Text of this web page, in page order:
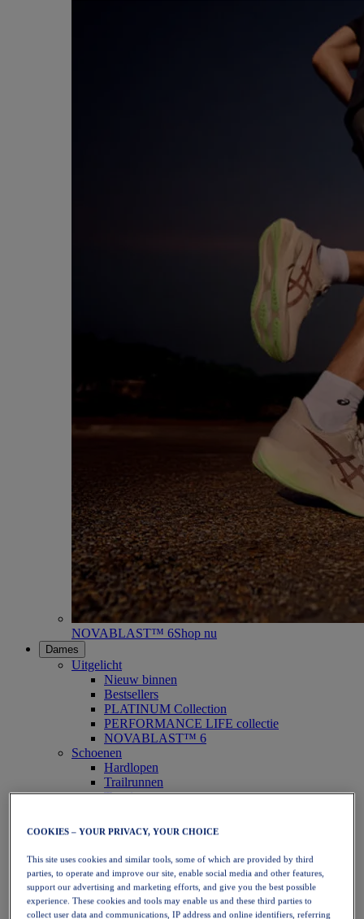
NOVABLAST™ 6Shop nu
Dames
Uitgelicht
Nieuw binnen
Bestsellers
PLATINUM Collection
PERFORMANCE LIFE collectie
NOVABLAST™ 6
Schoenen
Hardlopen
Trailrunnen
Tennis
Handbal
Netbal
SportStyle
Bovenkleding
Sport-bh's
Tanktops
COOKIES – YOUR PRIVACY, YOUR CHOICE
This site uses cookies and similar tools, some of which are provided by third
parties, to operate and improve our site, enable social media and other features,
support our advertising and marketing efforts, and give you the best possible
experience. These cookies and tools may enable us and these third parties to
collect user data and communications, IP address and online identifiers, referring